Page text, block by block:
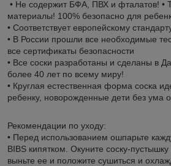
• Не содержит БФА, ПВХ и фталатов! •
материалы! 100% безопасно для
• Соответствует европейскому
• В России прошли все необходимые
все сертификаты безопасности
• Все соски разработаны и сделаны в
более 40 лет по всему миру!
• Круглая естественная форма соска
ребенку, новорожденные дети без ума
Рекомендации по уходу:
• Перед использованием ошпарьте
BIBS кипятком. Окуните соску-
выньте ее и положите сушиться и